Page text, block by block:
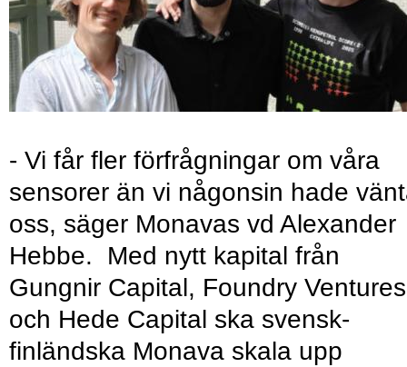
- Vi får fler förfrågningar om våra
sensorer än vi någonsin hade
oss, säger Monavas vd Alexander
Hebbe. Med nytt kapital från
Gungnir Capital, Foundry Ventures
och Hede Capital ska svensk-
finländska Monava skala upp